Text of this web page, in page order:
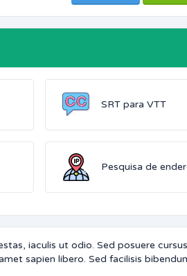
SRT para VTT
Pesquisa de
iaculis ut odio. Sed posuere
sapien libero. Sed facilisis